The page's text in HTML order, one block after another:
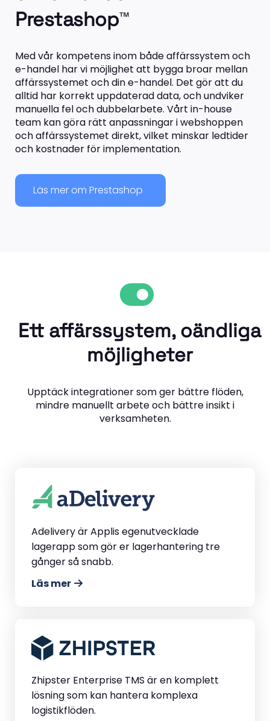
Prestashop™
Med vår kompetens inom både affärssystem och
e-handel har vi möjlighet att bygga broar mellan
affärssystemet och din e-handel. Det gör att du
alltid har korrekt uppdaterad data, och undviker
manuella fel och dubbelarbete. Vårt in-house
team kan göra rätt anpassningar i webshoppen
och affärssystemet direkt, vilket minskar ledtider
och kostnader för implementation.
Läs mer om Prestashop
Ett affärssystem, oändliga
möjligheter
Upptäck integrationer som ger bättre flöden,
mindre manuellt arbete och bättre insikt i
verksamheten.
Adelivery är Applis egenutvecklade
lagerapp som gör er lagerhantering tre
gånger så snabb.
Läs mer
Zhipster Enterprise TMS är en komplett
lösning som kan hantera komplexa
logistikflöden.